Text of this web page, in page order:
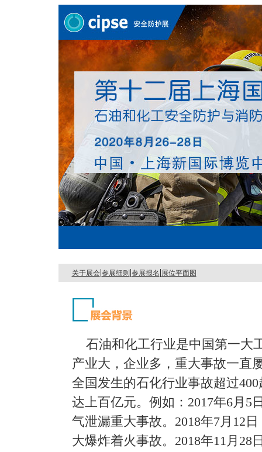
关于展会|参展细则|参展报名 |展位平面图
石油和化工行业是中国第一大
产业大，企业多，重大事故一直
全国发生的石化行业事故超过
达上百亿元。例如：2017年6月5
气泄漏重大事故。2018年7月12
大爆炸着火事故。2018年11月